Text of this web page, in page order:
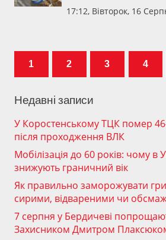
17:12, Вівторок, 16
1 2 3 4
Недавні записи
У Коростенському ТЦК помер
після проходження ВЛК
Мобілізація до 60 років: чому в
знижують граничний вік
Як правильно заморожувати
сирими, відвареними чи
7 серпня у Бердичеві
Захисником Дмитром